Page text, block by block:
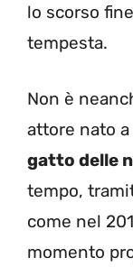
lo scorso
tempesta.
Non è
attore nato a
gatto delle
tempo,
come nel
momento